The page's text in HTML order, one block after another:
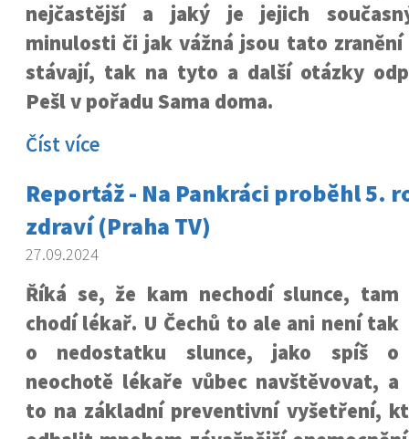
nejčastější a jaký je jejich
minulosti či jak vážná jsou tato zranění
stávají, tak na tyto a další otázky
Pešl v pořadu Sama doma.
Číst více
Reportáž - Na Pankráci proběhl 5.
zdraví (Praha TV)
27.09.2024
Říká se, že kam nechodí slunce, tam
chodí lékař. U Čechů to ale ani není tak
o nedostatku slunce, jako spíš o
neochotě lékaře vůbec navštěvovat, a
to na základní preventivní vyšetření,